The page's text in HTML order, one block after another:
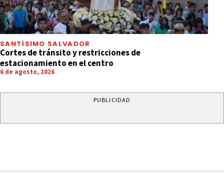
SANTÍSIMO SALVADOR
Cortes de tránsito y restricciones de
estacionamiento en el centro
6 de agosto, 2026
PUBLICIDAD